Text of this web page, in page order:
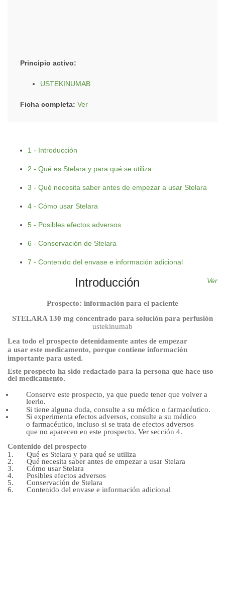
Principio activo:
USTEKINUMAB
Ficha completa: Ver
1 - Introducción
2 - Qué es Stelara y para qué se utiliza
3 - Qué necesita saber antes de empezar a usar Stelara
4 - Cómo usar Stelara
5 - Posibles efectos adversos
6 - Conservación de Stelara
7 - Contenido del envase e información adicional
Ver
Introducción
Prospecto: información para el paciente
STELARA 130 mg concentrado para solución para perfusión
ustekinumab
Lea todo el prospecto detenidamente antes de empezar
a usar este medicamento, porque contiene información
importante para usted.
Este prospecto ha sido redactado para la persona que hace uso
del medicamento.
Conserve este prospecto, ya que puede tener que volver a
leerlo.
Si tiene alguna duda, consulte a su médico o farmacéutico.
Si experimenta efectos adversos, consulte a su médico
o farmacéutico, incluso si se trata de efectos adversos
que no aparecen en este prospecto. Ver sección 4.
Contenido del prospecto
Qué es Stelara y para qué se utiliza
Qué necesita saber antes de empezar a usar Stelara
Cómo usar Stelara
Posibles efectos adversos
Conservación de Stelara
Contenido del envase e información adicional